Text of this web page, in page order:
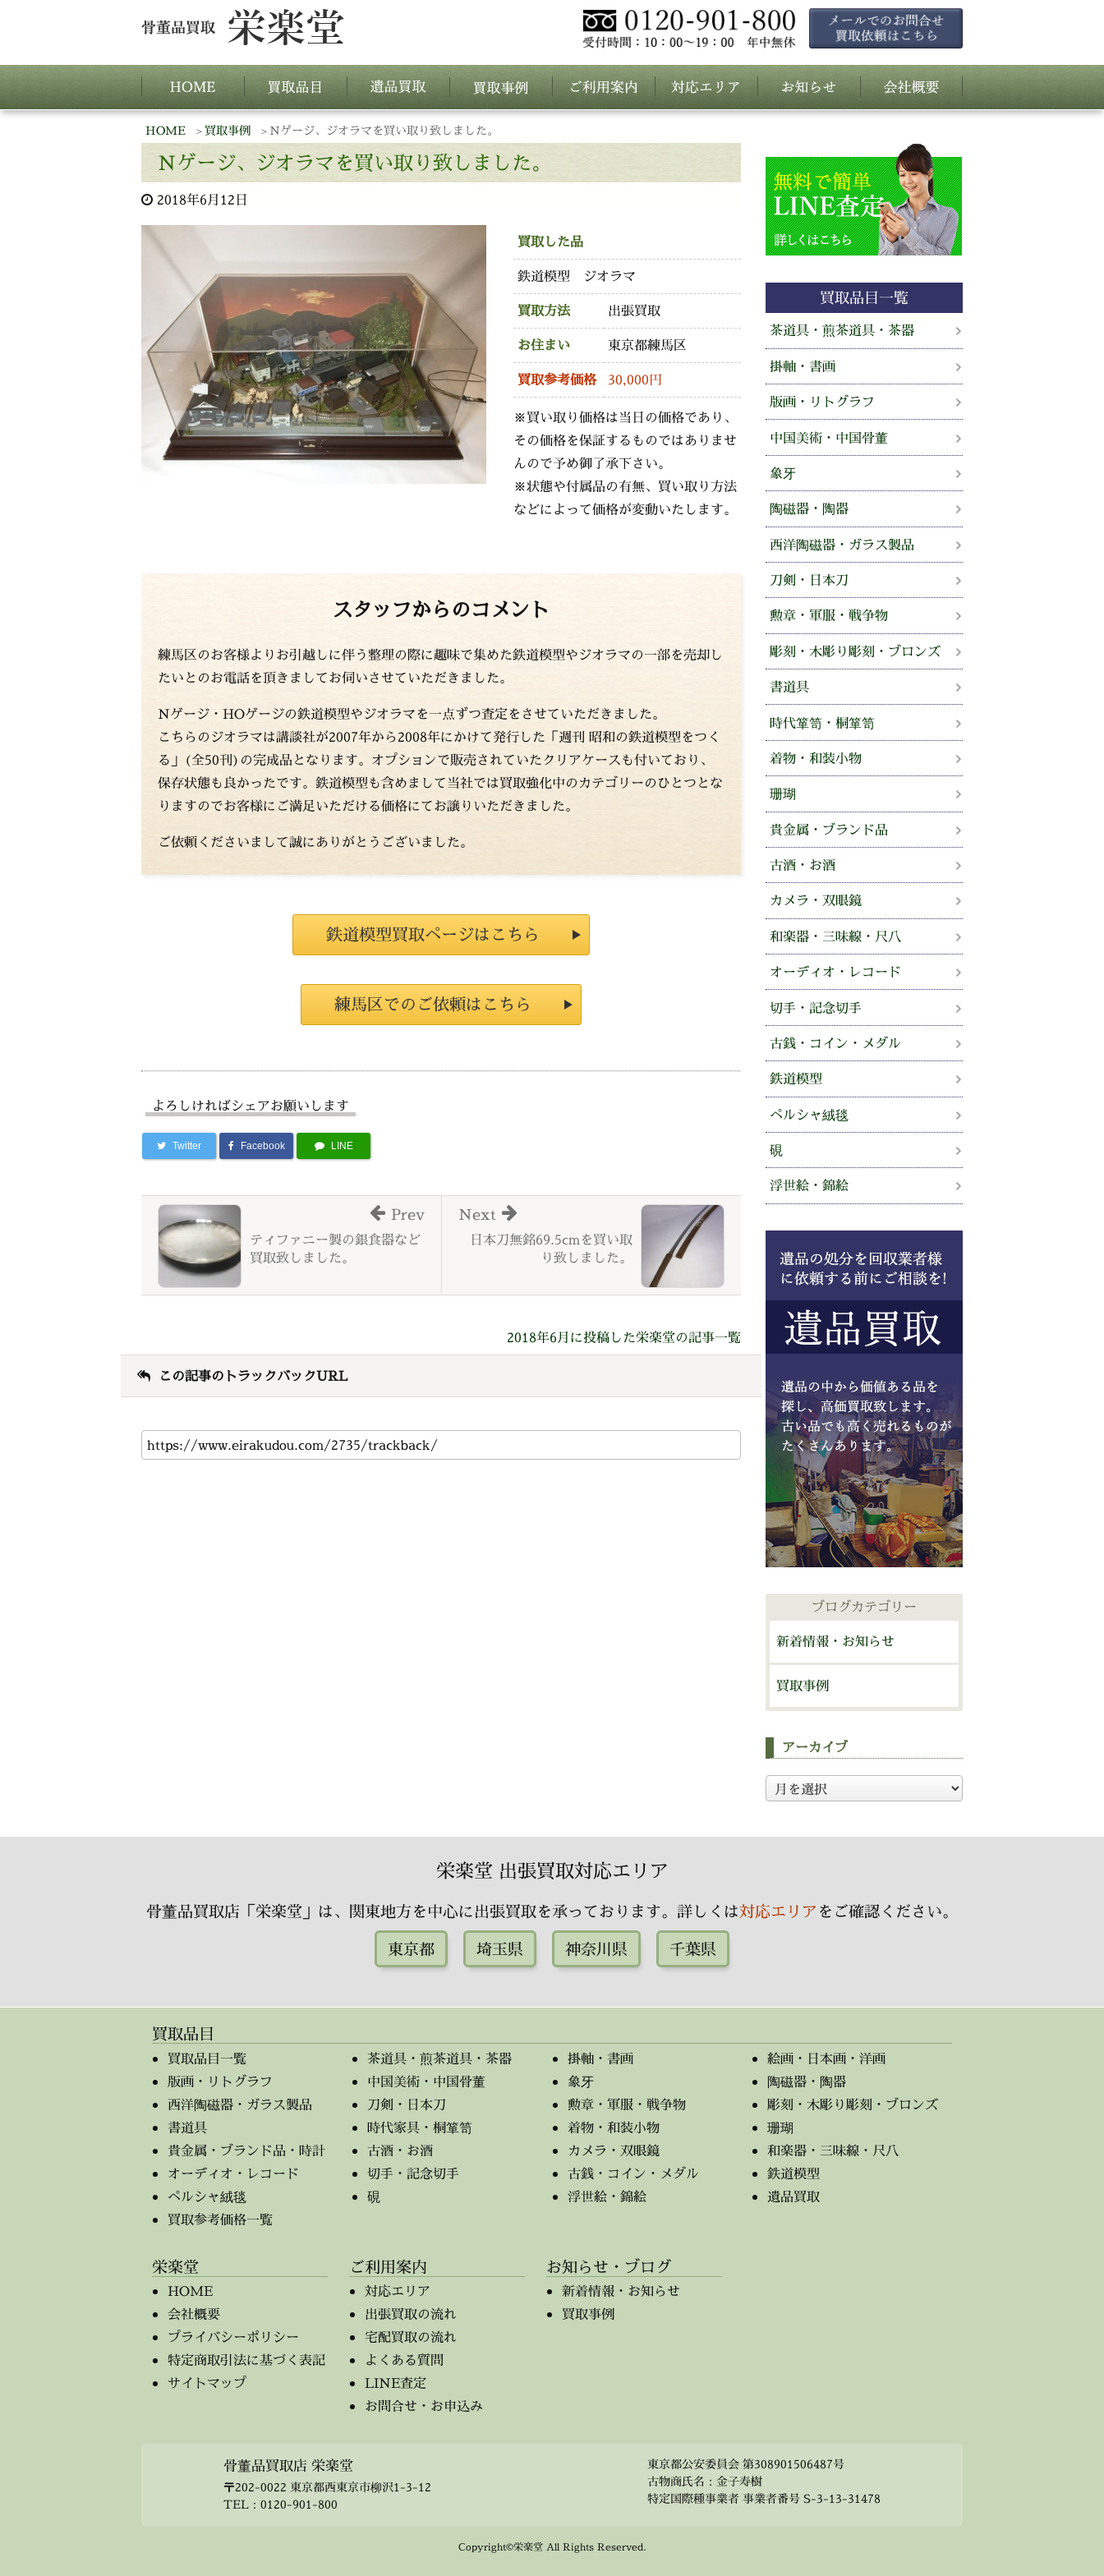
HOME 買取事例 Nゲージ、ジオラマを買い取り致しました。
Nゲージ、ジオラマを買い取り致しました。
2018年6月12日
買取した品
鉄道模型 ジオラマ
買取方法
出張買取
お住まい
東京都練馬区
買取参考価格
30,000円
※買い取り価格は当日の価格であり、
その価格を保証するものではありませ
んので予め御了承下さい。
※状態や付属品の有無、買い取り方法
などによって価格が変動いたします。
スタッフからのコメント
練馬区のお客様よりお引越しに伴う整理の際に趣味で集めた鉄道模型やジオラマの一部を売却し
たいとのお電話を頂きましてお伺いさせていただきました。
Nゲージ・HOゲージの鉄道模型やジオラマを一点ずつ査定をさせていただきました。
こちらのジオラマは講談社が2007年から2008年にかけて発行した「週刊 昭和の鉄道模型をつく
る」(全50刊)の完成品となります。オプションで販売されていたクリアケースも付いており、
保存状態も良かったです。鉄道模型も含めまして当社では買取強化中のカテゴリーのひとつとな
りますのでお客様にご満足いただける価格にてお譲りいただきました。
ご依頼くださいまして誠にありがとうございました。
鉄道模型買取ページはこちら
練馬区でのご依頼はこちら
よろしければシェアお願いします
Twitter Facebook LINE
日本刀無銘69.5cmを買い取
り致しました。
Next
ティファニー製の銀食器など
買取致しました。
Prev
2018年6月に投稿した栄楽堂の記事一覧
この記事のトラックバックURL
買取品目一覧
茶道具・煎茶道具・茶器
掛軸・書画
版画・リトグラフ
中国美術・中国骨董
象牙
陶磁器・陶器
西洋陶磁器・ガラス製品
刀剣・日本刀
勲章・軍服・戦争物
彫刻・木彫り彫刻・ブロンズ
書道具
時代箪笥・桐箪笥
着物・和装小物
珊瑚
貴金属・ブランド品
古酒・お酒
カメラ・双眼鏡
和楽器・三味線・尺八
オーディオ・レコード
切手・記念切手
古銭・コイン・メダル
鉄道模型
ペルシャ絨毯
硯
浮世絵・錦絵
ブログカテゴリー
新着情報・お知らせ
買取事例
アーカイブ
ア
ー
イ
栄楽堂 出張買取対応エリア
骨董品買取店「栄楽堂」は、関東地方を中心に出張買取を承っております。詳しくは対応エリアをご確認ください。
東京都
埼玉県 神奈川県 千葉県
買取品目
買取品目一覧 茶道具・煎茶道具・茶器 掛軸・書画
絵画・日本画・洋画
版画・リトグラフ
中国美術・中国骨董 象牙
陶磁器・陶器
西洋陶磁器・ガラス製品
刀剣・日本刀 勲章・軍服・戦争物
彫刻・木彫り彫刻・ブロンズ
書道具
時代家具・桐箪笥 着物・和装小物
珊瑚
貴金属・ブランド品・時計
古酒・お酒 カメラ・双眼鏡
和楽器・三味線・尺八
オーディオ・レコード
切手・記念切手 古銭・コイン・メダル
鉄道模型
ペルシャ絨毯
硯 浮世絵・錦絵
遺品買取
買取参考価格一覧
栄楽堂
HOME
会社概要
プライバシーポリシー
特定商取引法に基づく表記
サイトマップ
ご利用案内
対応エリア
出張買取の流れ
宅配買取の流れ
よくある質問
LINE査定
お問合せ・お申込み
お知らせ・ブログ
新着情報・お知らせ
買取事例
骨董品買取店 栄楽堂
〒202-0022 東京都西東京市柳沢1-3-12
TEL： 0120-901-800
東京都公安委員会 第308901506487号
古物商氏名：金子寿樹
特定国際種事業者 事業者番号 S-3-13-31478
Copyright©栄楽堂 All Rights Reserved.